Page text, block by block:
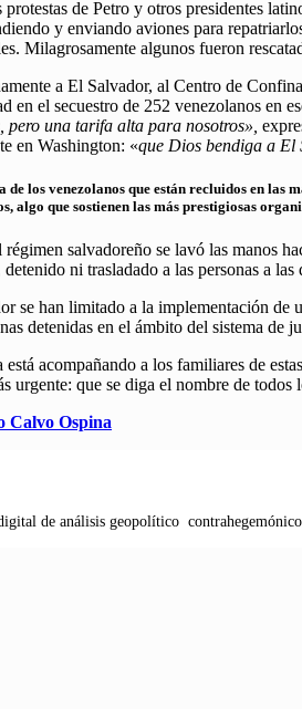
de Petro y otros presidentes
y enviando aviones para
Milagrosamente algunos fueron
a El Salvador, al Centro de
en el secuestro de 252 venezolanos en
una tarifa alta para nosotros»,
en Washington: «que Dios bendiga a El
de los venezolanos que están recluidos en
algo que sostienen las más prestigiosas
salvadoreño se lavó las manos
ni trasladado a las personas a
se han limitado a la implementación
detenidas en el ámbito del sistema
acompañando a los familiares de
urgente: que se diga el nombre de todos
Calvo Ospina
de análisis geopolítico